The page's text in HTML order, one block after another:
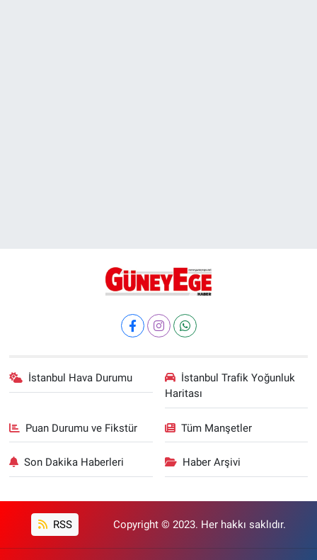
İstanbul Hava Durumu
İstanbul Trafik Yoğunluk
Haritası
Puan Durumu ve Fikstür Tüm Manşetler
Son Dakika Haberleri Haber Arşivi
RSS Copyright © 2023. Her hakkı saklıdır.